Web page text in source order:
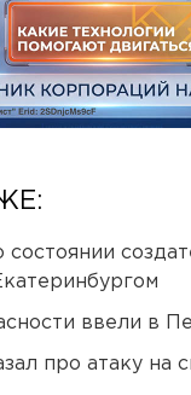
состоянии
ввели в
про атаку на